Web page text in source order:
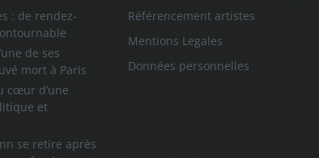
: de rendez-
de ses
mort à Paris
cœur d’une
et
se retire après
Référencement artistes
Mentions Legales
Données personnelles